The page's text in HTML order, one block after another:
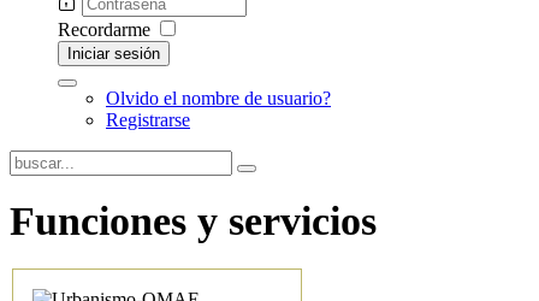
Recordarme
Iniciar sesión
Olvido el nombre de usuario?
Registrarse
Funciones y servicios